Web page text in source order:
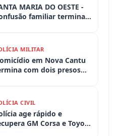
MARIA DO OESTE -
familiar termina
apreendidas
MILITAR
em Nova Cantu
com dois presos
CIVIL
age rápido e
GM Corsa e Toyota